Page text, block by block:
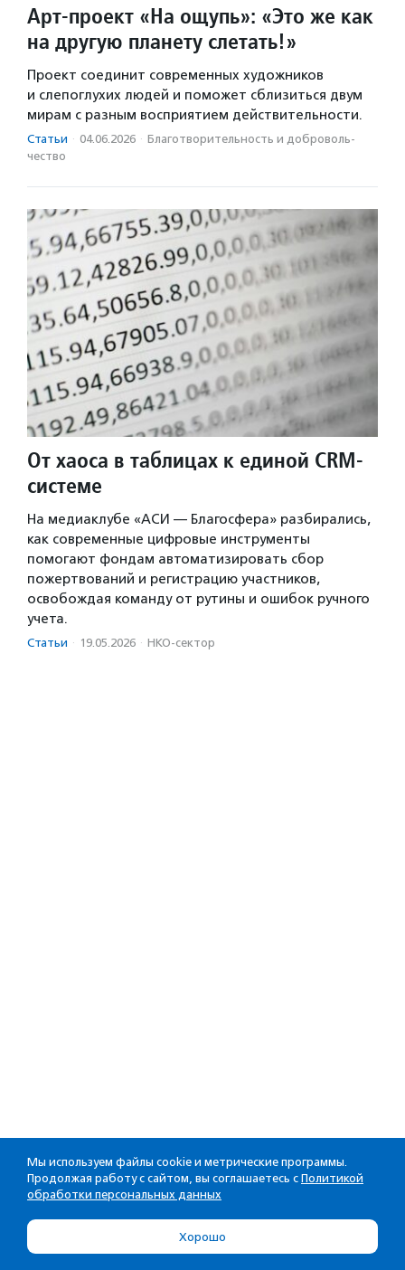
Арт-проект «На ощупь»: «Это же как
на другую планету слетать!»
Проект соединит современных художников
и слепоглухих людей и поможет сблизиться двум
мирам с разным восприятием действительности.
Статьи · 04.06.2026 · Благотвори­тель­ность и доброволь­
чест­во
От хаоса в таблицах к единой CRM-
системе
На медиаклубе «АСИ — Благосфера» разбирались,
как современные цифровые инструменты
помогают фондам автоматизировать сбор
пожертвований и регистрацию участников,
освобождая команду от рутины и ошибок ручного
учета.
Статьи · 19.05.2026 · НКО-сектор
Мы используем файлы cookie и метрические программы.
Продолжая работу с сайтом, вы соглашаетесь с Политикой
обработки персональных данных
Хорошо